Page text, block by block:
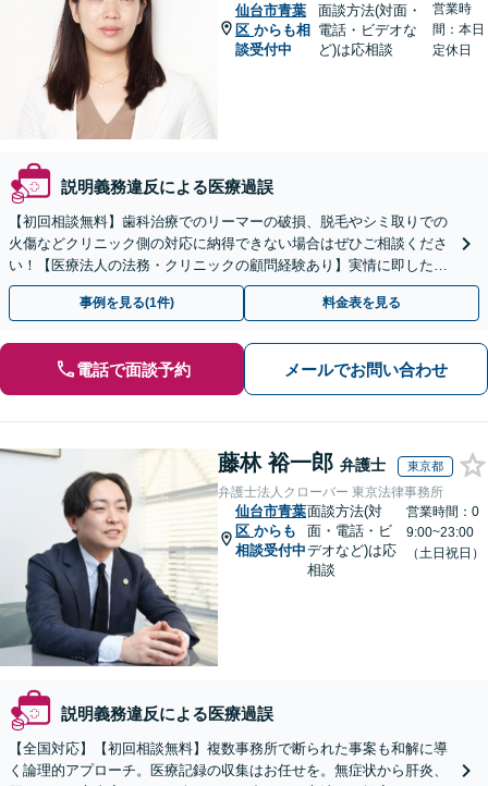
仙台市青葉
区 からも相
談受付中
面談方法(対面・
電話・ビデオな
ど)は応相談
営業時
間：本日
定休日
説明義務違反による医療過誤
【初回相談無料】歯科治療でのリーマーの破損、脱毛やシミ取りでの
火傷などクリニック側の対応に納得できない場合はぜひご相談くださ
い！【医療法人の法務・クリニックの顧問経験あり】実情に即したア
ドバイスで、納得のできるトラブルの解決を目指します。
事例を見る(1件) 料金表を見る
電話で面談予約 メールでお問い合わせ
藤林 裕一郎 弁護士 東京都
弁護士法人クローバー 東京法律事務所
仙台市青葉
区 からも
相談受付中
面談方法(対
面・電話・ビ
デオなど)は応
相談
営業時間：0
9:00~23:00
（土日祝日）
説明義務違反による医療過誤
【全国対応】【初回相談無料】複数事務所で断られた事案も和解に導
く論理的アプローチ。医療記録の収集はお任せを。無症状から肝炎、